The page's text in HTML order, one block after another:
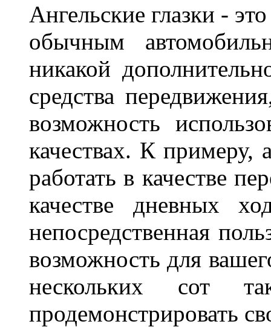
Ангельские глазки -
обычным
никакой
средства
возможность
качествах. К примеру,
работать в качестве
качестве дневных
непосредственная
возможность для
нескольких
продемонстрировать